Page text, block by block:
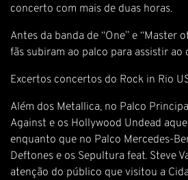
concerto com mais de duas horas.
Antes da banda de “One” e “Master
fãs subiram ao palco para assistir ao
Excertos concertos do Rock in Rio
Além dos Metallica, no Palco
Against e os Hollywood Undead
enquanto que no Palco Mercedes-
Deftones e os Sepultura feat. Steve
atenção do público que visitou a